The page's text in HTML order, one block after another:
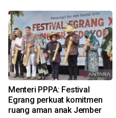
Menteri PPPA: Festival
Egrang perkuat komitmen
ruang aman anak Jember